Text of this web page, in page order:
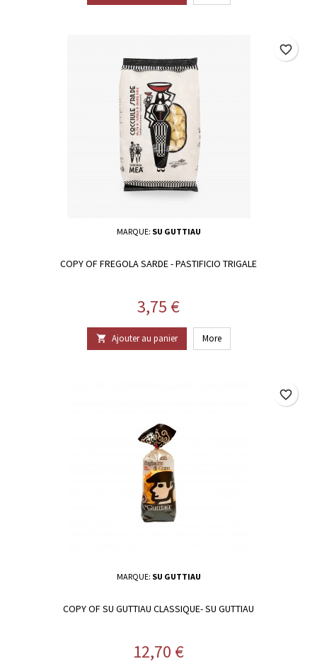
MARQUE: SU GUTTIAU
COPY OF FREGOLA SARDE - PASTIFICIO TRIGALE
Prix
3,75 €
 Ajouter au panier More
favorite_border
MARQUE: SU GUTTIAU
COPY OF SU GUTTIAU CLASSIQUE- SU GUTTIAU
Prix
12,70 €
favorite_border